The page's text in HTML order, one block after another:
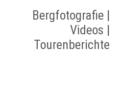
Bergfotografie |
Videos |
Tourenberichte